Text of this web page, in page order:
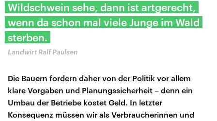
Wildschwein sehe, dann ist artgerecht,
wenn da schon mal viele Junge im Wald
sterben.
Landwirt Ralf Paulsen
Die Bauern fordern daher von der Politik vor allem
klare Vorgaben und Planungssicherheit – denn ein
Umbau der Betriebe kostet Geld. In letzter
Konsequenz müssen wir als Verbraucherinnen und